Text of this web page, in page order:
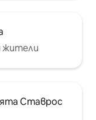
жители
Ставрос